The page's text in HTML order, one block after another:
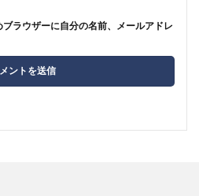
ラウザーに自分の名前、メールアドレ